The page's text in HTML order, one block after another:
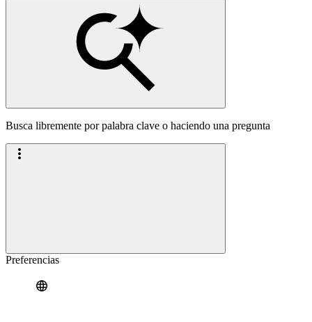
Busca libremente por palabra clave o haciendo una pregunta
Preferencias